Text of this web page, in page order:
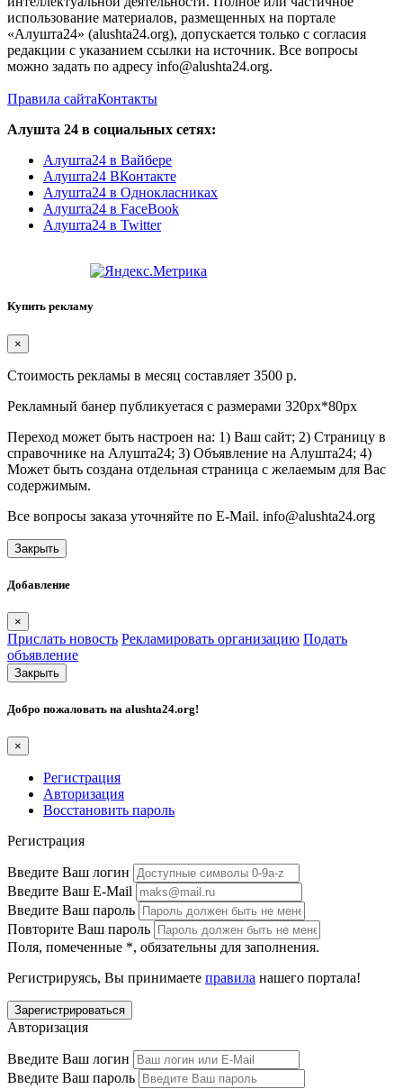
использование материалов, размещенных на портале
«Алушта24» (alushta24.org), допускается только с согласия
редакции с указанием ссылки на источник. Все вопросы
можно задать по адресу info@alushta24.org.
Правила сайтаКонтакты
Алушта 24 в социальных сетях:
Алушта24 в Вайбере
Алушта24 ВКонтакте
Алушта24 в Однокласниках
Алушта24 в FaceBook
Алушта24 в Twitter
Купить рекламу
×
Стоимость рекламы в месяц составляет 3500 р.
Рекламный банер публикуетася с размерами 320px*80px
Переход может быть настроен на: 1) Ваш сайт; 2) Страницу в
справочнике на Алушта24; 3) Объявление на Алушта24; 4)
Может быть создана отдельная страница с желаемым для Вас
содержимым.
Все вопросы заказа уточняйте по E-Mail. info@alushta24.org
Закрыть
Добавление
×
Прислать новость Рекламировать организацию Подать
объявление
Закрыть
Добро пожаловать на alushta24.org!
×
Регистрация
Авторизация
Восстановить пароль
Регистрация
Введите Ваш логин
Введите Ваш E-Mail
Введите Ваш пароль
Повторите Ваш пароль
Поля, помеченные *, обязательны для заполнения.
Регистрируясь, Вы принимаете правила нашего портала!
Авторизация
Введите Ваш логин
Введите Ваш пароль